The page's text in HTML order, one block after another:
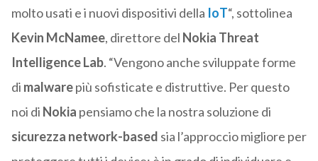
molto usati e i nuovi dispositivi della IoT“, sottolinea
Kevin McNamee, direttore del Nokia Threat
Intelligence Lab. “Vengono anche sviluppate forme
di malwarepiù sofisticate e distruttive. Per questo
noi di Nokia pensiamo che la nostra soluzione di
sicurezza network-based sia l’approccio migliore per